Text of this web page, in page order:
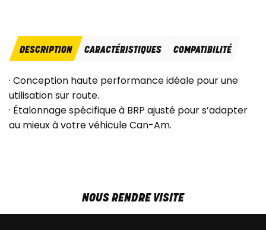
DESCRIPTION CARACTÉRISTIQUES COMPATIBILITÉ
· Conception haute performance idéale pour une
utilisation sur route.
· Étalonnage spécifique à BRP ajusté pour s’adapter
au mieux à votre véhicule Can-Am.
NOUS RENDRE VISITE